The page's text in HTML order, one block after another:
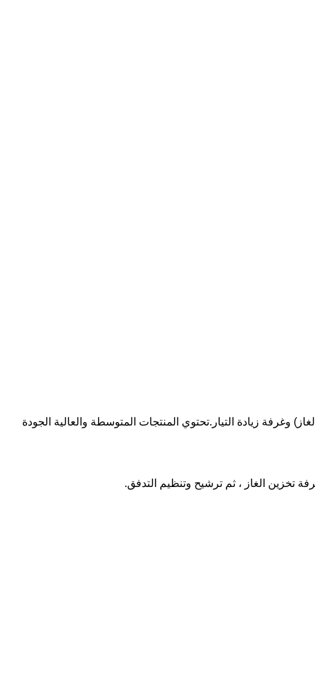
زيادة التيار.تحتوي المنتجات المتوسطة والعالية الجودة
تخزين الغاز ، ثم ترشيح وتنظيم التدفق.